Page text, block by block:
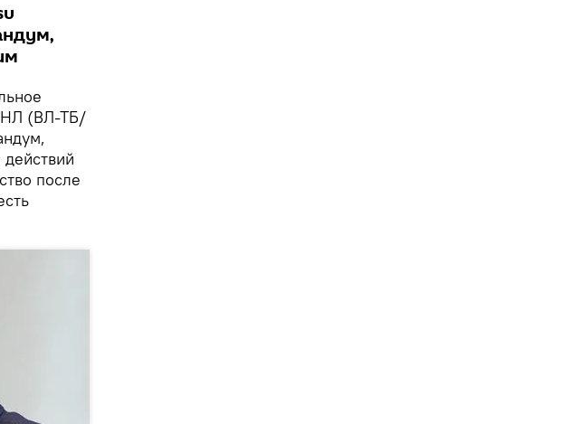
(ВЛ-ТБ/
после